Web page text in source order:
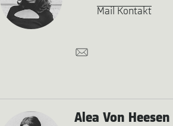
Mail Kontakt
Alea Von Heesen